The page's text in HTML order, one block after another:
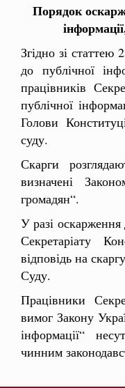
Порядок
Згідно зі статтею
до публічної
працівників
публічної
Голови
суду.
Скарги
визначені
громадян“.
У разі оскарження
Секретаріату
відповідь на
Суду.
Працівники
вимог Закону
інформації“
чинним